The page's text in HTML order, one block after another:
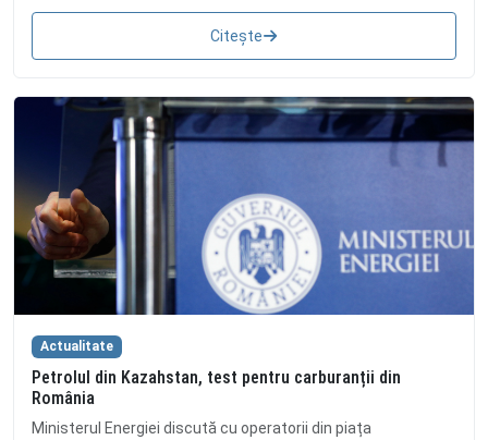
Citește
Actualitate
Petrolul din Kazahstan, test pentru carburanții din
România
Ministerul Energiei discută cu operatorii din piața